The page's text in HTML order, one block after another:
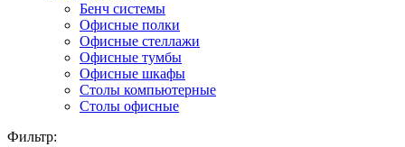
Бенч системы
Офисные полки
Офисные стеллажи
Офисные тумбы
Офисные шкафы
Столы компьютерные
Столы офисные
Фильтр: